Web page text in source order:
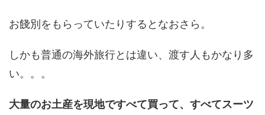
お餞別をもらっていたりするとなおさら。
しかも普通の海外旅行とは違い、渡す人もかなり多
い。。。
大量のお土産を現地ですべて買って、すべてスーツ